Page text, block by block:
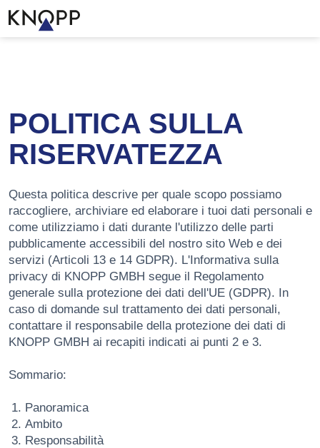
POLITICA SULLA
RISERVATEZZA
Questa politica descrive per quale scopo possiamo
raccogliere, archiviare ed elaborare i tuoi dati personali e
come utilizziamo i dati durante l'utilizzo delle parti
pubblicamente accessibili del nostro sito Web e dei
servizi (Articoli 13 e 14 GDPR). L'Informativa sulla
privacy di KNOPP GMBH segue il Regolamento
generale sulla protezione dei dati dell'UE (GDPR). In
caso di domande sul trattamento dei dati personali,
contattare il responsabile della protezione dei dati di
KNOPP GMBH ai recapiti indicati ai punti 2 e 3.
Sommario:
Panoramica
Ambito
Responsabilità